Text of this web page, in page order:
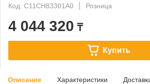
Код: C11CH83301A0
Розница
4 044 320 ₸
Купить
Описание Характеристики